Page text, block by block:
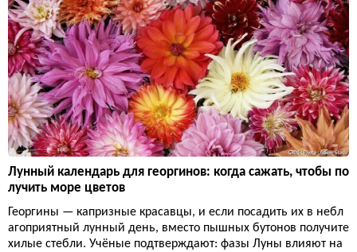
Лунный календарь для георгинов: когда сажать, чтобы по
лучить море цветов
Георгины — капризные красавцы, и если посадить их в небл
агоприятный лунный день, вместо пышных бутонов получите
хилые стебли. Учёные подтверждают: фазы Луны влияют на